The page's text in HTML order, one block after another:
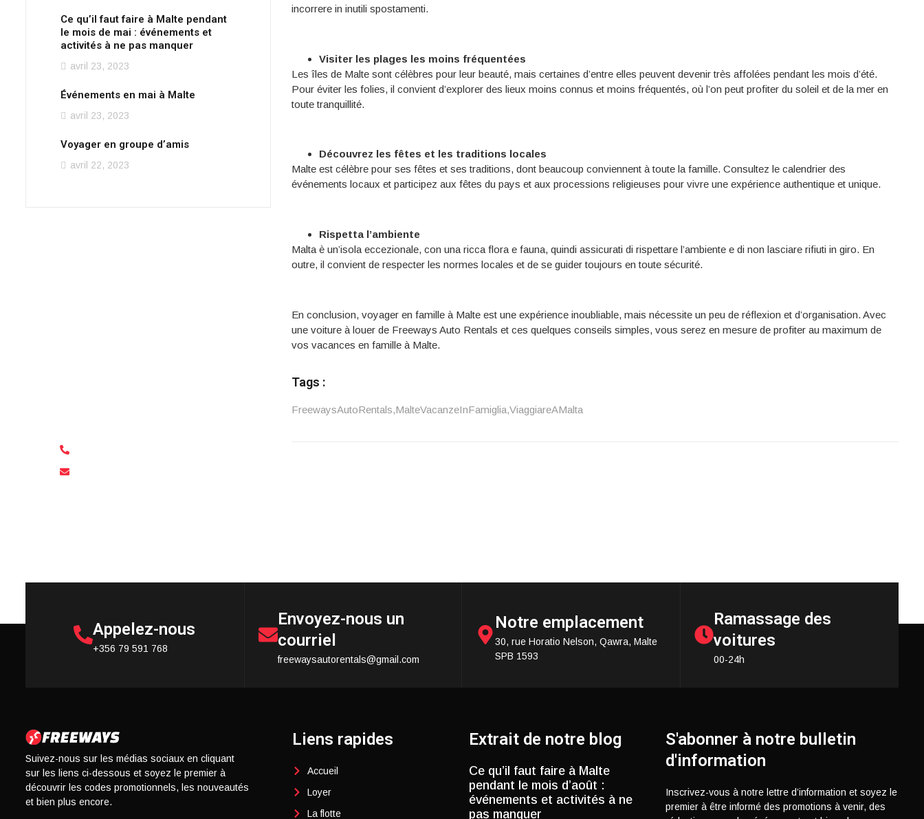
Ce qu’il faut faire à Malte pendant
le mois de mai : événements et
activités à ne pas manquer
avril 23, 2023
Événements en mai à Malte
avril 23, 2023
Voyager en groupe d’amis
avril 22, 2023
incorrere in inutili spostamenti.
Visiter les plages les moins fréquentées
Les îles de Malte sont célèbres pour leur beauté, mais certaines d’entre elles peuvent devenir très affolées pendant les mois d’été.
Pour éviter les folies, il convient d’explorer des lieux moins connus et moins fréquentés, où l’on peut profiter du soleil et de la mer en
toute tranquillité.
Découvrez les fêtes et les traditions locales
Malte est célèbre pour ses fêtes et ses traditions, dont beaucoup conviennent à toute la famille. Consultez le calendrier des
événements locaux et participez aux fêtes du pays et aux processions religieuses pour vivre une expérience authentique et unique.
Rispetta l’ambiente
Malta è un’isola eccezionale, con una ricca flora e fauna, quindi assicurati di rispettare l’ambiente e di non lasciare rifiuti in giro. En
outre, il convient de respecter les normes locales et de se guider toujours en toute sécurité.
En conclusion, voyager en famille à Malte est une expérience inoubliable, mais nécessite un peu de réflexion et d’organisation. Avec
une voiture à louer de Freeways Auto Rentals et ces quelques conseils simples, vous serez en mesure de profiter au maximum de
vos vacances en famille à Malte.
Tags :
FreewaysAutoRentals,MalteVacanzeInFamiglia,ViaggiareAMalta
Appelez-nous
+356 79 591 768
Envoyez-nous un
courriel
freewaysautorentals@gmail.com
Notre emplacement
30, rue Horatio Nelson, Qawra, Malte
SPB 1593
Ramassage des
voitures
00-24h
Suivez-nous sur les médias sociaux en cliquant
sur les liens ci-dessous et soyez le premier à
découvrir les codes promotionnels, les nouveautés
et bien plus encore.
Liens rapides
Accueil
Loyer
La flotte
Extrait de notre blog
Ce qu’il faut faire à Malte
pendant le mois d’août :
événements et activités à ne
pas manquer
S'abonner à notre bulletin
d'information
Inscrivez-vous à notre lettre d’information et soyez le
premier à être informé des promotions à venir, des